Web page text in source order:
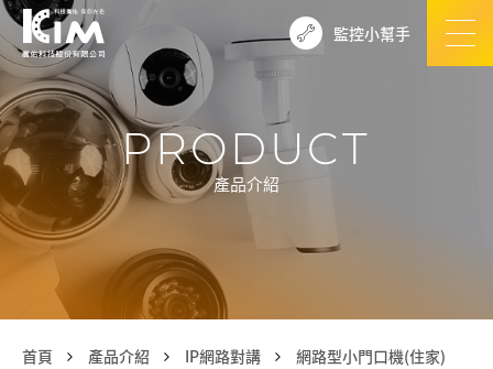
監控小幫手
PRODUCT
產品介紹
首頁 產品介紹 IP網路對講
網路型小門口機(住家)